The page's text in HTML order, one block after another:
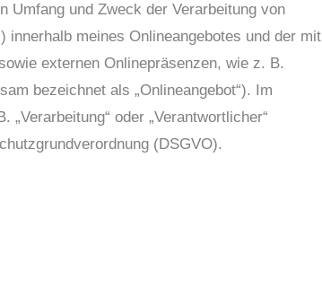
Umfang und Zweck der Verarbeitung von
innerhalb meines Onlineangebotes und der mit
externen Onlinepräsenzen, wie z. B.
bezeichnet als „Onlineangebot“). Im
oder „Verantwortlicher“
(DSGVO).